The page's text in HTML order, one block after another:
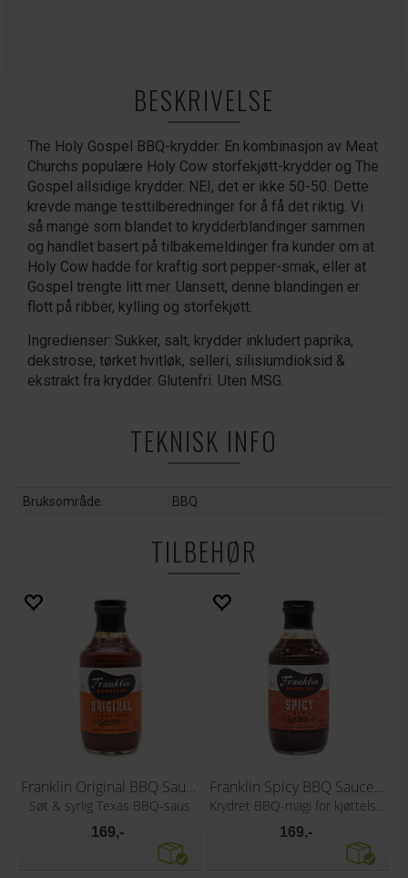
BESKRIVELSE
The Holy Gospel BBQ-krydder. En kombinasjon av Meat
Churchs populære Holy Cow storfekjøtt-krydder og The
Gospel allsidige krydder. NEI, det er ikke 50-50. Dette
krevde mange testtilberedninger for å få det riktig. Vi
så mange som blandet to krydderblandinger sammen
og handlet basert på tilbakemeldinger fra kunder om at
Holy Cow hadde for kraftig sort pepper-smak, eller at
Gospel trengte litt mer. Uansett, denne blandingen er
flott på ribber, kylling og storfekjøtt.
Ingredienser: Sukker, salt, krydder inkludert paprika,
dekstrose, tørket hvitløk, selleri, silisiumdioksid &
ekstrakt fra krydder. Glutenfri. Uten MSG.
TEKNISK INFO
Bruksområde BBQ
TILBEHØR
Franklin Original BBQ Sauce 510g
Søt & syrlig Texas BBQ-saus
169,-
Franklin Spicy BBQ Sauce 510g
169,-